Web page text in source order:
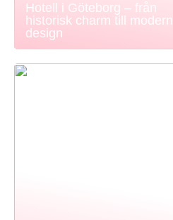
Hotell i Göteborg – från
historisk charm till modern
design